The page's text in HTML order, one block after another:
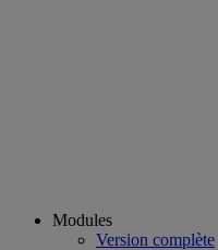
Modules
Version complète